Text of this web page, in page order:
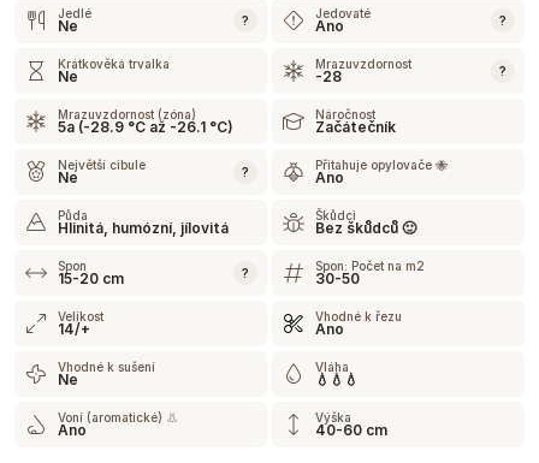
Jedlé
Ne ? Jedovaté
Ano ?
Krátkověká trvalka
Ne
Mrazuvzdornost
-28 ?
Mrazuvzdornost (zóna)
5a (-28.9 °C až -26.1 °C)
Náročnost
Začátečník
Největší cibule
Ne ? Přitahuje opylovače 🐝
Ano
Půda
Hlinitá, humózní, jílovitá
Škůdci
Bez škůdců 🙂
Spon
15-20 cm ? Spon: Počet na m2
30-50
Velikost
14/+
Vhodné k řezu
Ano
Vhodné k sušení
Ne
Vláha
💧💧💧
Voní (aromatické) 👃
Ano
Výška
40-60 cm